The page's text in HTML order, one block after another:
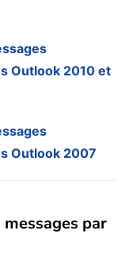
Outlook 2010 et
Outlook 2007
par